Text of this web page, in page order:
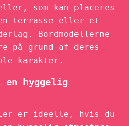
som kan placeres
terrasse eller et
Bordmodellerne
på grund af deres
karakter.
en hyggelig
er ideelle, hvis du